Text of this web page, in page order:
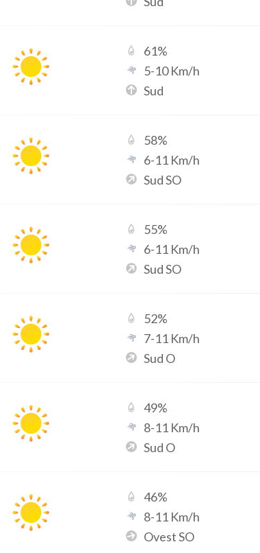
61%
5-10Km/h
Sud
58%
6-11 Km/h
Sud SO
55%
6-11 Km/h
Sud SO
52%
7-11 Km/h
Sud O
49%
8-11 Km/h
Sud O
46%
8-11 Km/h
Ovest SO